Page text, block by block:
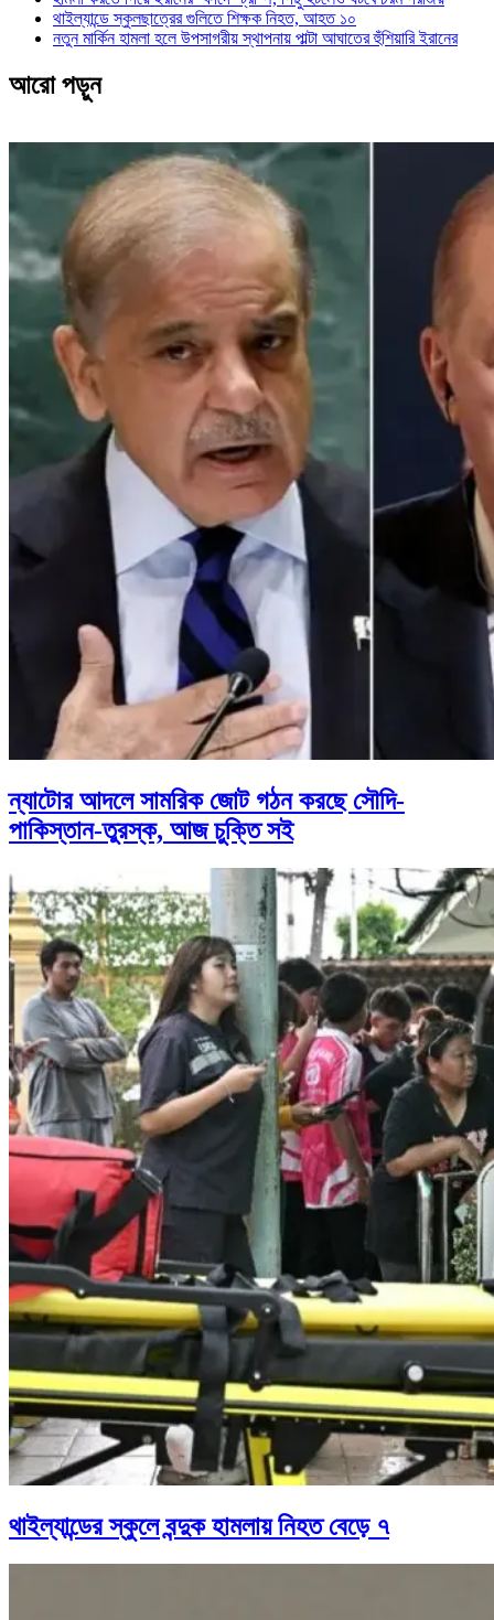
থাইল্যান্ডে স্কুলছাত্রের গুলিতে শিক্ষক নিহত, আহত ১০
নতুন মার্কিন হামলা হলে উপসাগরীয় স্থাপনায় পাল্টা আঘাতের হুঁশিয়ারি ইরানের
আরো পড়ুন
ন্যাটোর আদলে সামরিক জোট গঠন করছে সৌদি-
পাকিস্তান-তুরস্ক, আজ চুক্তি সই
থাইল্যান্ডের স্কুলে বন্দুক হামলায় নিহত বেড়ে ৭